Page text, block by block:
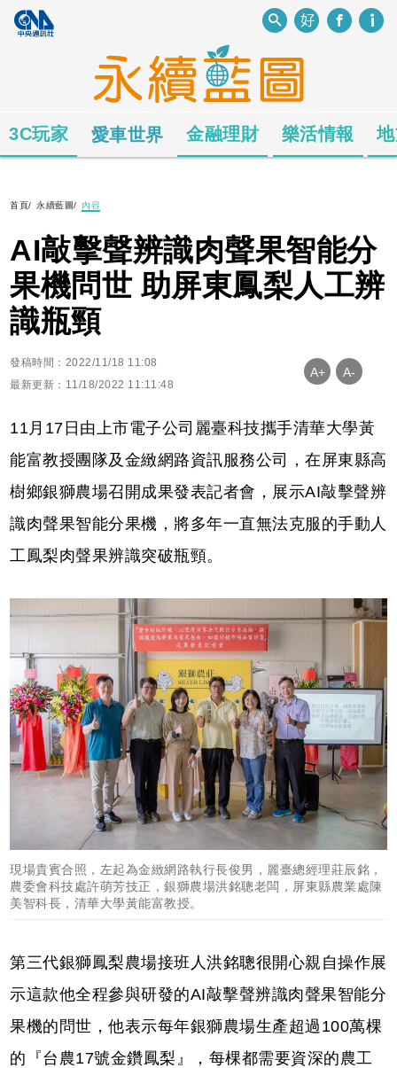
3C玩家 愛車世界 金融理財 樂活情報
首頁/ 永續藍圖/ 內容
AI敲擊聲辨識⾁聲果智能分
果機問世 助屏東鳳梨⼈⼯辨
識瓶頸
發稿時間：2022/11/18 11:08
最新更新：11/18/2022 11:11:48
A+ A-
11月17日由上市電⼦公司麗臺科技攜手清華⼤學⿈
能富教授團隊及⾦緻網路資訊服務公司，在屏東縣⾼
樹鄉銀獅農場召開成果發表記者會，展⽰AI敲擊聲辨
識⾁聲果智能分果機，將多年一直無法克服的⼿動⼈
⼯鳳梨⾁聲果辨識突破瓶頸。
現場貴賓合照，左起為⾦緻網路執⾏長俊男，麗臺總經理莊辰銘，
農委會科技處許萌芳技正，銀獅農場洪銘聰⽼闆，屏東縣農業處陳
美智科長，清華⼤學⿈能富教授。
第三代銀獅鳳梨農場接班⼈洪銘聰很開心親⾃操作展
⽰這款他全程參與研發的AI敲擊聲辨識⾁聲果智能分
果機的問世，他表⽰每年銀獅農場⽣產超過100萬棵
的『台農17號⾦鑽鳳梨』，每棵都需要資深的農⼯